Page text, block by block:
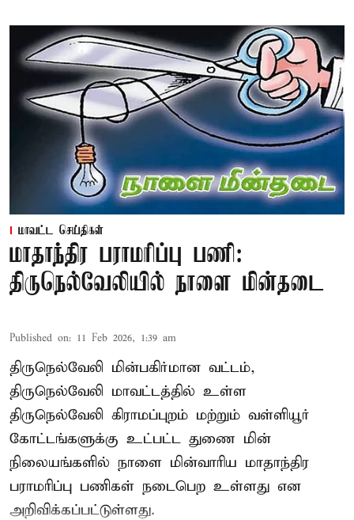
மாவட்ட செய்திகள்
மாதாந்திர பராமரிப்பு பணி:
திருநெல்வேலியில் நாளை மின்தடை
Published on: 11 Feb 2026, 1:39 am
திருநெல்வேலி மின்பகிர்மான வட்டம்,
திருநெல்வேலி மாவட்டத்தில் உள்ள
திருநெல்வேலி கிராமப்புறம் மற்றும் வள்ளியூர்
கோட்டங்களுக்கு உட்பட்ட துணை மின்
நிலையங்களில் நாளை மின்வாரிய மாதாந்திர
பராமரிப்பு பணிகள் நடைபெற உள்ளது என
அறிவிக்கப்பட்டுள்ளது.